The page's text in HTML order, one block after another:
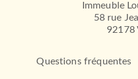
Immeuble
58 rue
92178
Questions fréquentes